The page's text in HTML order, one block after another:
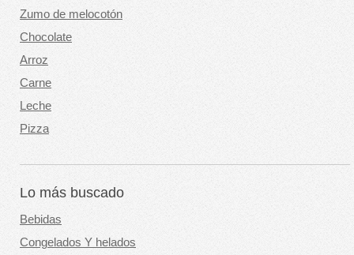
Zumo de melocotón
Chocolate
Arroz
Carne
Leche
Pizza
Lo más buscado
Bebidas
Congelados Y helados